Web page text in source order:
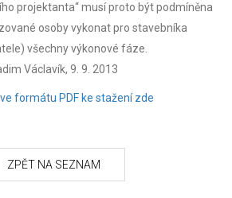
projektanta“ musí proto být podmíněna
osoby vykonat pro stavebníka
všechny výkonové fáze.
Václavík, 9. 9. 2013
formátu PDF ke stažení zde